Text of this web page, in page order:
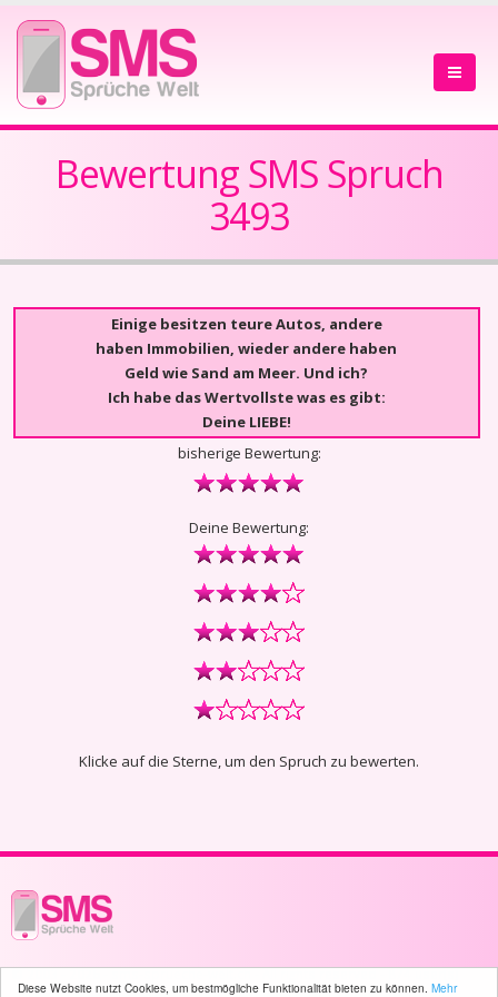
Diese Website nutzt Cookies, um bestmögliche Funktionalität bieten zu können. Mehr
Bewertung SMS Spruch
3493
Einige besitzen teure Autos, andere
haben Immobilien, wieder andere haben
Geld wie Sand am Meer. Und ich?
Ich habe das Wertvollste was es gibt:
Deine LIEBE!
bisherige Bewertung:
Deine Bewertung:
Klicke auf die Sterne, um den Spruch zu bewerten.
© 2003 - 2026 -sms-sprueche-welt.ch- All rights reserved -874 user(s)